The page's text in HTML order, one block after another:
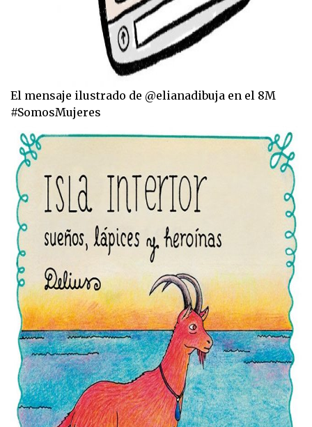
El mensaje ilustrado de @elianadibuja en el 8M
#SomosMujeres